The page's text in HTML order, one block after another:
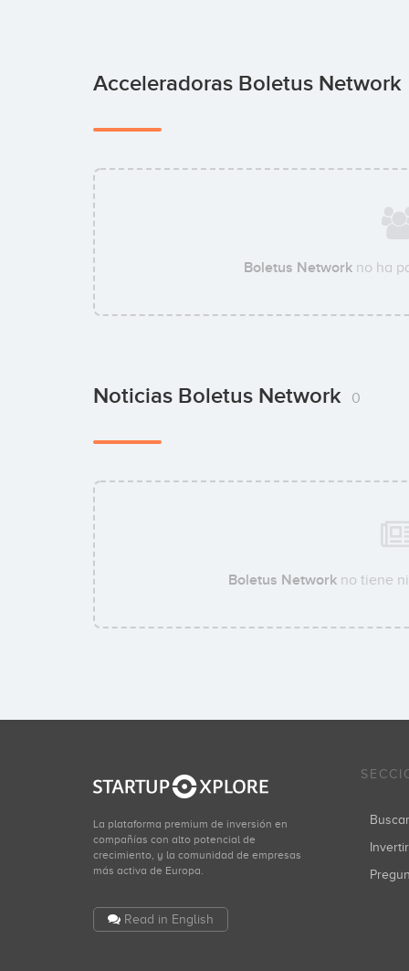
Acceleradoras Boletus Network
Boletus Networkno ha
Noticias Boletus Network 0
Boletus Networkno tiene
La plataforma premium de inversión en
compañías con alto potencial de
crecimiento, y la comunidad de empresas
más activa de Europa.
Read in English